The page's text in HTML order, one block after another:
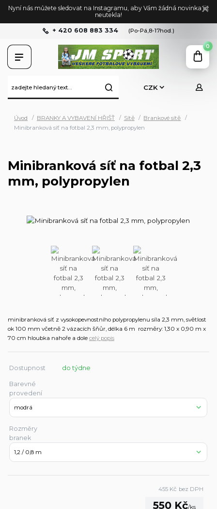
Nyní nás můžete sledovat na Instagramu, aby Vám žádná novinka již
neutekla!
CZK
+ 420 608 883 334 (Po-Pá,8-17hod.)
0
Úvod BRANKY A VYBAVENÍ HŘIŠŤ Sítě
Brankové sítě
Minibranková síť na fotbal 2,3 mm, polypropylen
Minibranková síť na fotbal 2,3
mm, polypropylen
minibranková síť z vysokopevnostního polypropylenu síla 2,3 mm, světlost
ok 100 mm včetně 2 vázacích šňůr, délka 6 m rozměry: 1,30 x 0,90 m x
70 cm hloubka nahoře a dole celý popis
Dostupnost do týdne
Barevné
provedení
Rozměry
branek
550 Kč/ks
455 Kč bez DPH